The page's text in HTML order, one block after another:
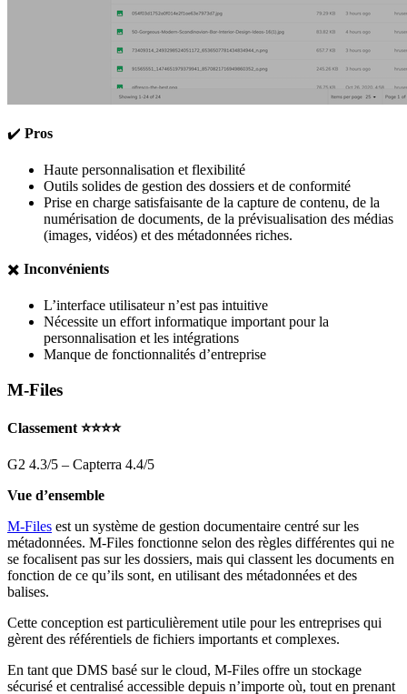
✔️ Pros
Haute personnalisation et flexibilité
Outils solides de gestion des dossiers et de conformité
Prise en charge satisfaisante de la capture de contenu, de la
numérisation de documents, de la prévisualisation des médias
(images, vidéos) et des métadonnées riches.
✖️ Inconvénients
L’interface utilisateur n’est pas intuitive
Nécessite un effort informatique important pour la
personnalisation et les intégrations
Manque de fonctionnalités d’entreprise
M-Files
Classement ⭐⭐⭐⭐
G2 4.3/5 – Capterra 4.4/5
Vue d’ensemble
M-Files est un système de gestion documentaire centré sur les
métadonnées. M-Files fonctionne selon des règles différentes qui ne
se focalisent pas sur les dossiers, mais qui classent les documents en
fonction de ce qu’ils sont, en utilisant des métadonnées et des
balises.
Cette conception est particulièrement utile pour les entreprises qui
gèrent des référentiels de fichiers importants et complexes.
En tant que DMS basé sur le cloud, M-Files offre un stockage
sécurisé et centralisé accessible depuis n’importe où, tout en prenant